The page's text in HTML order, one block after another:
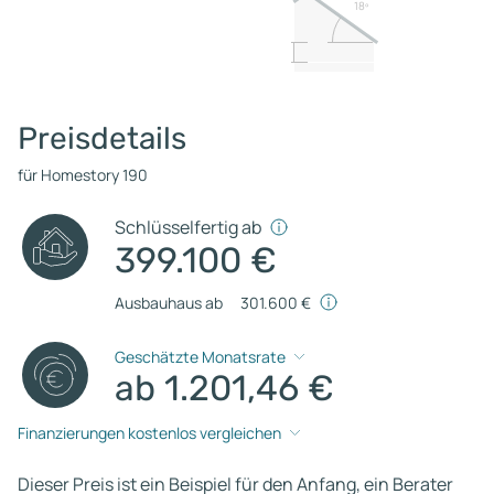
18º
Preisdetails
für Homestory 190
Schlüsselfertig ab
399.100 €
Ausbauhaus ab 301.600 €
Geschätzte Monatsrate
ab 1.201,46 €
Finanzierungen kostenlos vergleichen
Dieser Preis ist ein Beispiel für den Anfang, ein Berater